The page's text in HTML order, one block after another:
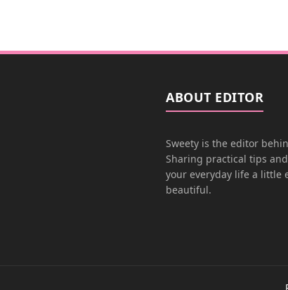
ABOUT EDITOR
Sweety is the editor
Sharing practical tips
your everyday life a little
beautiful.